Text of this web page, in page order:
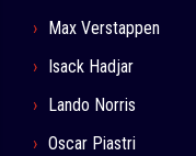
Max Verstappen
Isack Hadjar
Lando Norris
Oscar Piastri